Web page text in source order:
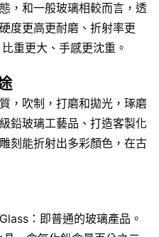
，和一般玻璃相較而言，透
度更高更耐磨、折射率更
重更大、手感更沈重。
，吹制，打磨和拋光，琢磨
鉛玻璃工藝品、打造客製化
刻能折射出多彩顏色，在古
：即普通的玻璃產品。